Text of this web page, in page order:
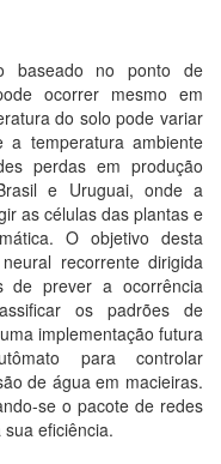
baseado no ponto de
ocorrer mesmo em
do solo pode variar
temperatura ambiente
perdas em produção
e Uruguai, onde a
as células das plantas e
O objetivo desta
recorrente dirigida
de prever a ocorrência
os padrões de
implementação futura
para controlar
de água em macieiras.
se o pacote de redes
eficiência.